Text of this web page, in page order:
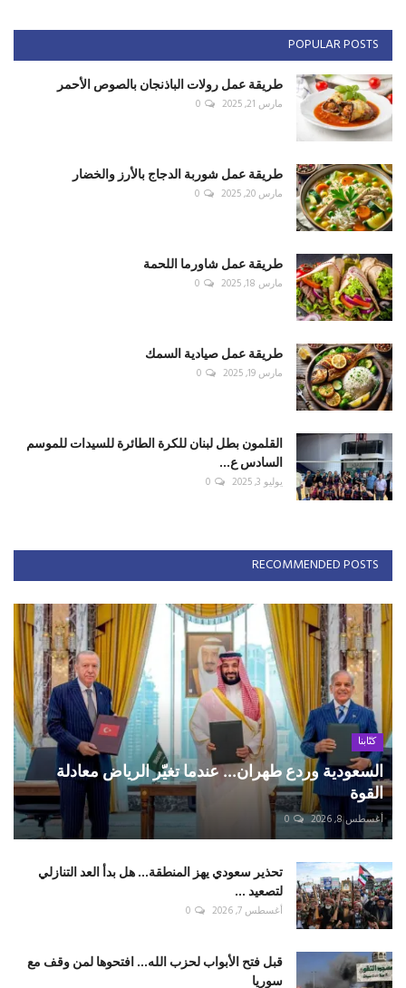
POPULAR POSTS
طريقة عمل رولات الباذنجان بالصوص الأحمر
مارس 21, 2025 0
طريقة عمل شوربة الدجاج بالأرز والخضار
مارس 20, 2025 0
طريقة عمل شاورما اللحمة
مارس 18, 2025 0
طريقة عمل صيادية السمك
مارس 19, 2025 0
القلمون بطل لبنان للكرة الطائرة للسيدات للموسم
السادس ع...
يوليو 3, 2025 0
RECOMMENDED POSTS
كتّابنا
السعودية وردع طهران... عندما تغيّر الرياض معادلة
القوة
أغسطس 8, 2026 0
تحذير سعودي يهز المنطقة... هل بدأ العد التنازلي
لتصعيد ...
أغسطس 7, 2026 0
قبل فتح الأبواب لحزب الله... افتحوها لمن وقف مع
سوريا